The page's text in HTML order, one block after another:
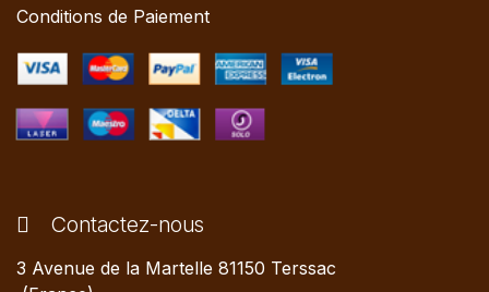
Conditions de Paiement
Contactez-nous
3 Avenue de la Martelle 81150 Terssac